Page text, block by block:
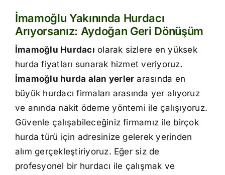
İmamoğlu Yakınında Hurdacı
Arıyorsanız: Aydoğan Geri Dönüşüm
İmamoğlu Hurdacı olarak sizlere en yüksek
hurda fiyatları sunarak hizmet veriyoruz.
İmamoğlu hurda alan yerler arasında en
büyük hurdacı firmaları arasında yer alıyoruz
ve anında nakit ödeme yöntemi ile çalışıyoruz.
Güvenle çalışabileceğiniz firmamız ile birçok
hurda türü için adresinize gelerek yerinden
alım gerçekleştiriyoruz. Eğer siz de
profesyonel bir hurdacı ile çalışmak ve